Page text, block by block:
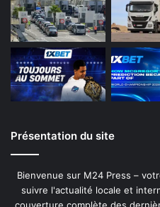
Présentation du site
Bienvenue sur M24 Press –
suivre l'actualité locale et